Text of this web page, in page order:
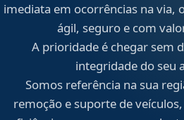
imediata em ocorrências na via,
ágil, seguro e com
A prioridade é chegar sem
integridade do seu
Somos referência na sua
remoção e suporte de